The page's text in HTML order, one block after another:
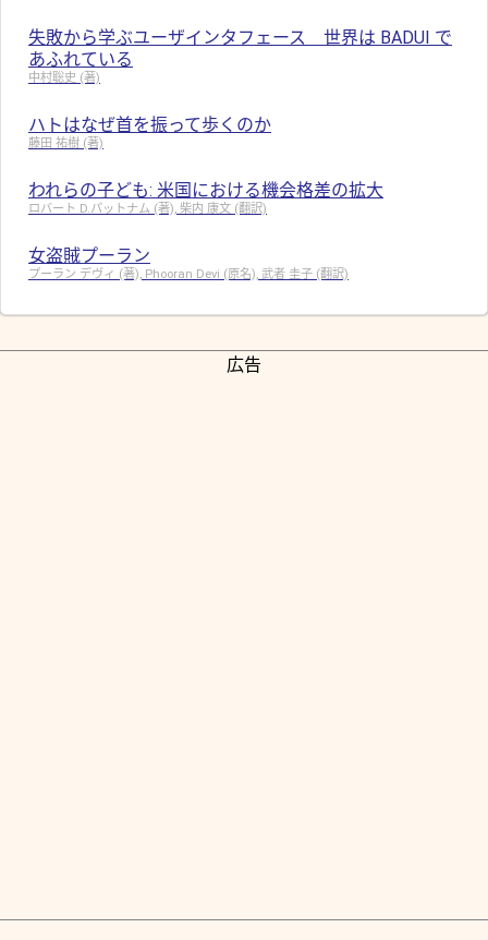
失敗から学ぶユーザインタフェース 世界は BADUI で
あふれている
中村聡史 (著)
ハトはなぜ首を振って歩くのか
藤田 祐樹 (著)
われらの子ども: 米国における機会格差の拡大
ロバート D.パットナム (著), 柴内 康文 (翻訳)
女盗賊プーラン
プーラン デヴィ (著), Phooran Devi (原名), 武者 圭子 (翻訳)
広告